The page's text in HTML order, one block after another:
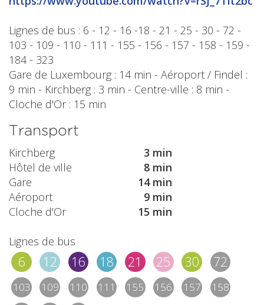
Lignes de bus : 6 - 12 - 16 -18 - 21 - 25 - 30 - 72 -
103 - 109 - 110 - 111 - 155 - 156 - 157 - 158 - 159 -
184 - 323
Gare de Luxembourg : 14 min - Aéroport / Findel :
9 min - Kirchberg : 3 min - Centre-ville : 8 min -
Cloche d'Or : 15 min
Transport
Kirchberg
3 min
Hôtel de ville
8 min
Gare
14 min
Aéroport
9 min
Cloche d'Or
15 min
Lignes de bus
6 12 16 18 21 25 30 72
103 109 110 111 155 156 157
158